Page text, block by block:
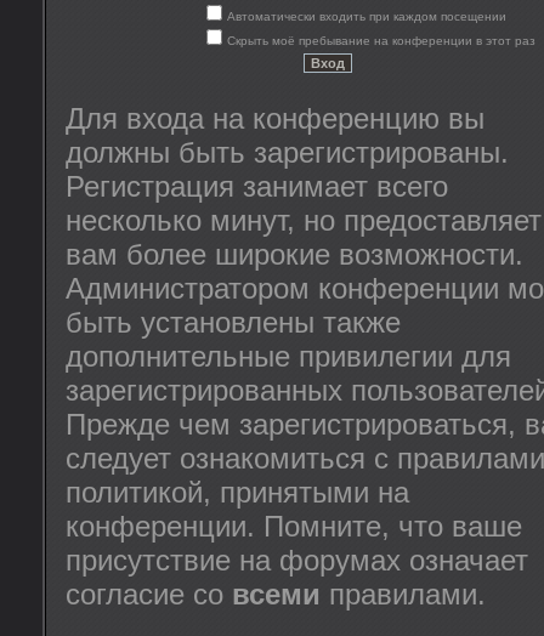
Автоматически входить при каждом посещении
Скрыть моё пребывание на конференции в этот раз
Для входа на конференцию вы
должны быть зарегистрированы.
Регистрация занимает всего
несколько минут, но предоставляет
вам более широкие возможности.
Администратором конференции
быть установлены также
дополнительные привилегии для
зарегистрированных
Прежде чем зарегистрироваться,
следует ознакомиться с
политикой, принятыми на
конференции. Помните, что ваше
присутствие на форумах означает
согласие со всеми правилами.